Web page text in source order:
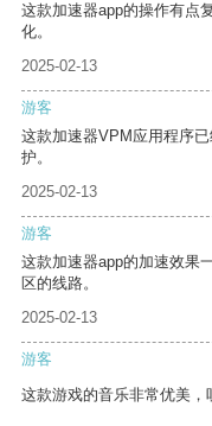
这款加速器app的操作有点
化。
2025-02-13
游客
这款加速器VPM应用程序
护。
2025-02-13
游客
这款加速器app的加速效果
区的线路。
2025-02-13
游客
这款游戏的音乐非常优美，